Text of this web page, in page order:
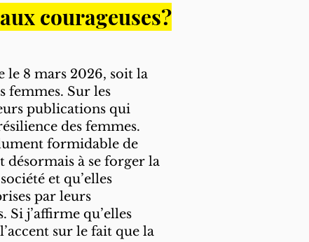
courageuses?
le 8 mars 2026, soit la
femmes. Sur les
publications qui
des femmes.
formidable de
désormais à se forger la
et qu’elles
par leurs
Si j’affirme qu’elles
sur le fait que la